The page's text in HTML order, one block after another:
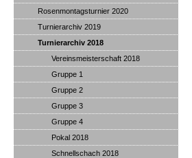
Rosenmontagsturnier 2020
Turnierarchiv 2019
Turnierarchiv 2018
Vereinsmeisterschaft 2018
Gruppe 1
Gruppe 2
Gruppe 3
Gruppe 4
Pokal 2018
Schnellschach 2018